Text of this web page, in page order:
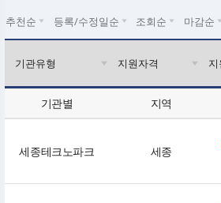
고
추천순 등록/수정일순 조회순 마감순
기관별 지역
세종테크노파크 세종